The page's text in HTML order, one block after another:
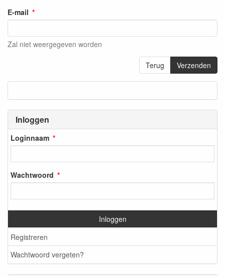
Inloggen
Loginnaam
Wachtwoord
Inloggen
Registreren
Wachtwoord vergeten?
E-mail
Zal niet weergegeven worden
Terug Verzenden